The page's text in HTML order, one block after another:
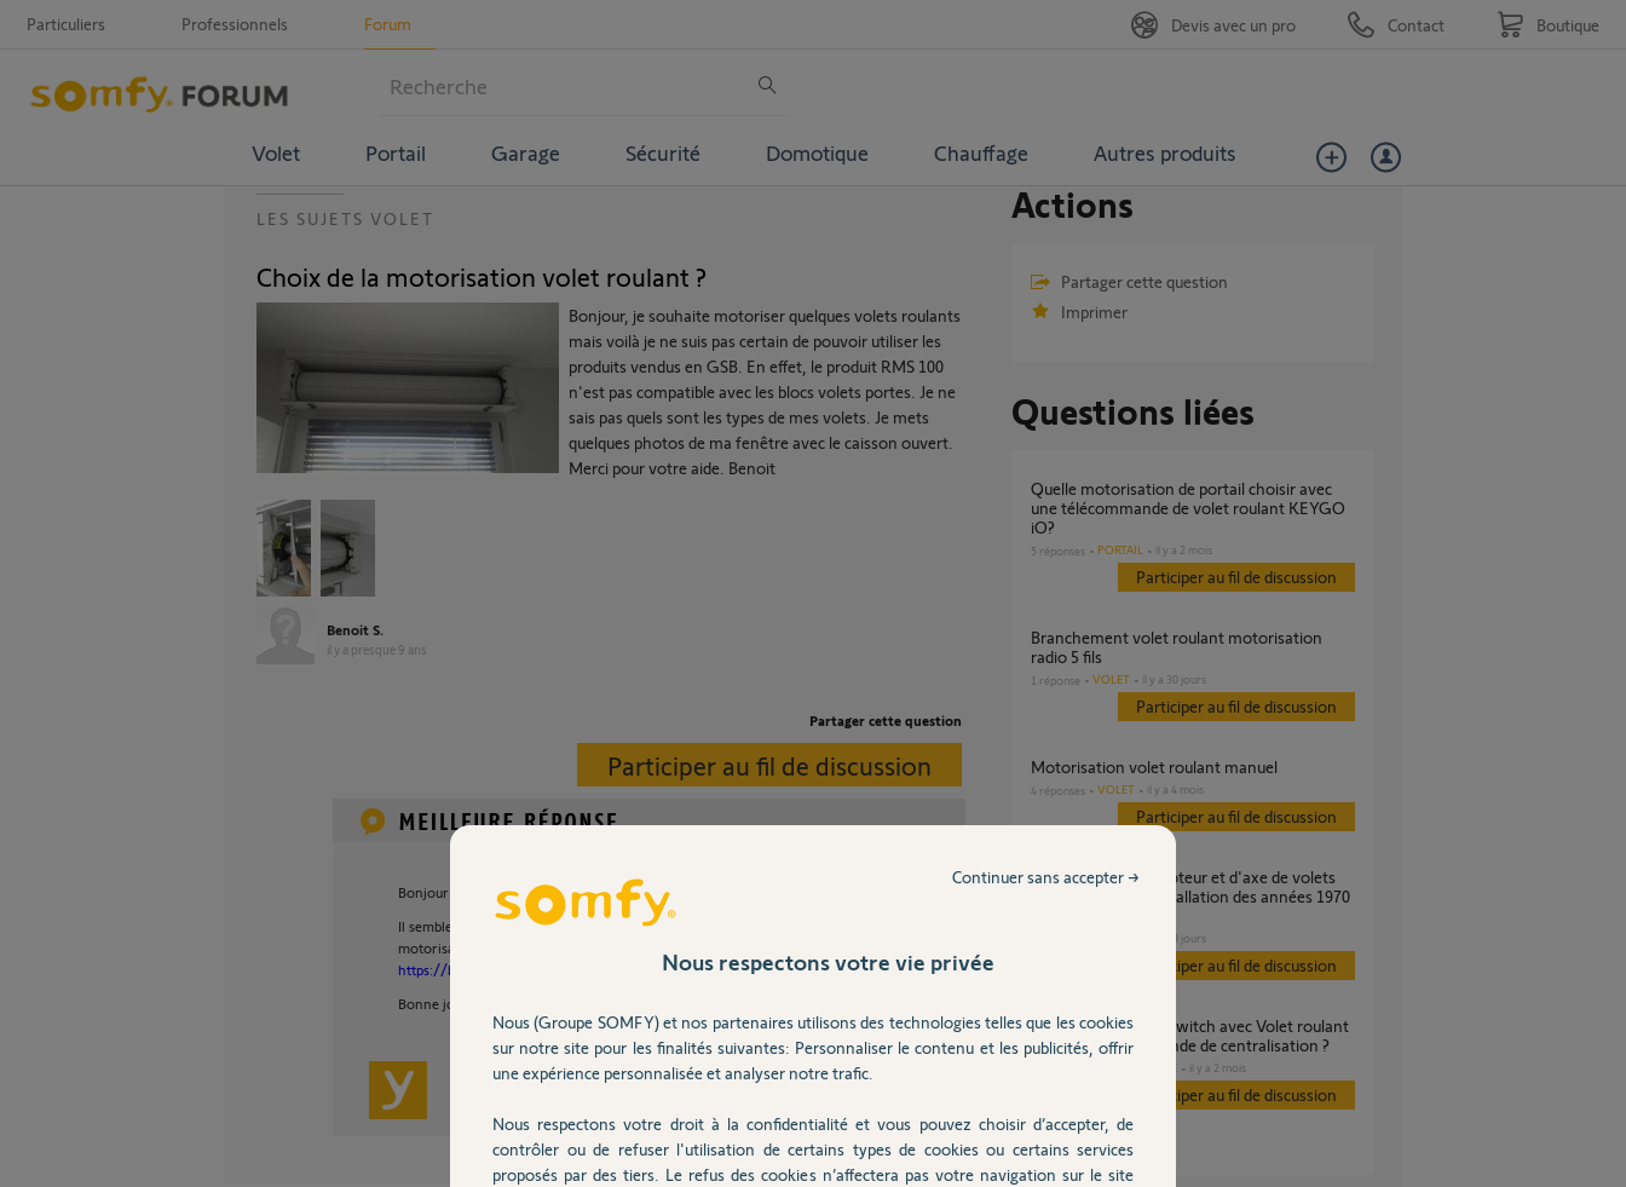
Particuliers Professionnels Forum
Volet Portail Garage Sécurité Domotique Chauffage Autres produits
Devis avec un pro Contact Boutique
LES SUJETS VOLET
Choix de la motorisation volet roulant ?
Bonjour, je souhaite motoriser quelques volets roulants
mais voilà je ne suis pas certain de pouvoir utiliser les
produits vendus en GSB. En effet, le produit RMS 100
n'est pas compatible avec les blocs volets portes. Je ne
sais pas quels sont les types de mes volets. Je mets
quelques photos de ma fenêtre avec le caisson ouvert.
Merci pour votre aide. Benoit
Benoit S.
il y a presque 9 ans
Partager cette question
Participer au fil de discussion
Bonjour Benoît,
Il semblerait que vous possédiez un coffre bloc baie, par conséquent la
motorisation qui s'adaptera est le Roller Drive:
https://boutique.somfy.fr/moteur-de-volet-roulant-roller-...
Bonne journée.
Actions
Partager cette question
Imprimer
Questions liées
Quelle motorisation de portail choisir avec
une télécommande de volet roulant KEYGO
iO?
5 réponses PORTAIL il y a 2 mois
Participer au fil de discussion
branchement volet roulant motorisation
radio 5 fils
1 réponse VOLET il y a 30 jours
Participer au fil de discussion
Motorisation volet roulant manuel
4 réponses VOLET il y a 4 mois
Participer au fil de discussion
Quel supports de moteur et d'axe de volets
roulants sur une installation des années 1970
il y a 19 jours
Participer au fil de discussion
Appairage Tahoma switch avec Volet roulant
IO sans télécommande de centralisation ?
DOMOTIQUE il y a 2 mois
Participer au fil de discussion
Nous respectons votre vie privée
Nous (Groupe SOMFY) et nos partenaires utilisons des technologies telles que les cookies
sur notre site pour les finalités suivantes: Personnaliser le contenu et les publicités, offrir
une expérience personnalisée et analyser notre trafic.
Nous respectons votre droit à la confidentialité et vous pouvez choisir d’accepter, de
contrôler ou de refuser l'utilisation de certains types de cookies ou certains services
proposés par des tiers. Le refus des cookies n’affectera pas votre navigation sur le site
Continuer sans accepter →